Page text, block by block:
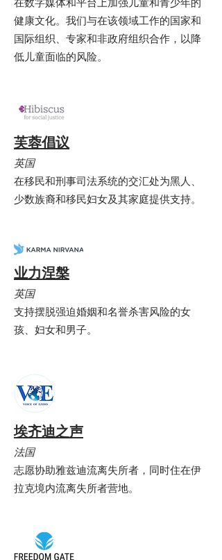
在数字媒体和平台上加强儿童和青少年的
健康文化。我们与在该领域工作的国家和
国际组织、专家和非政府组织合作，以降
低儿童面临的风险。
芙蓉倡议
英国
在移民和刑事司法系统的交汇处为黑人、
少数族裔和移民妇女及其家庭提供支持。
业力涅槃
英国
支持摆脱强迫婚姻和名誉杀害风险的女
孩、妇女和男子。
埃齐迪之声
法国
志愿协助雅兹迪流离失所者，同时住在伊
拉克境内流离失所者营地。